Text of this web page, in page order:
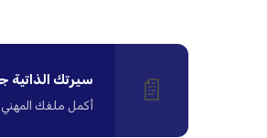
📄 سيرتك
أكمل ملفك المهني